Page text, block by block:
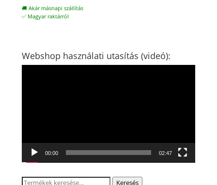
🚚 Akár másnapi szállítás
✅ Magyar raktárról
Webshop használati utasítás (videó):
00:00 02:47
Keresés
Keresés